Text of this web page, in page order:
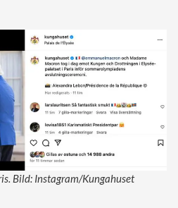
Bild: Instagram/Kungahuset